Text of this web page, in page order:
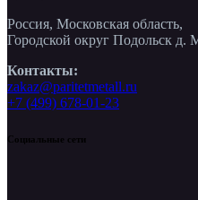
Россия, Московская область,
Городской округ Подольск д.
Контакты:
zakaz@paritetmetall.ru
+7 (499) 678-01-23
Социальные сети